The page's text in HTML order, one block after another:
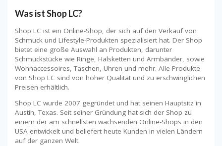
Was ist Shop LC?
Shop LC ist ein Online-Shop, der sich auf den Verkauf von
Schmuck und Lifestyle-Produkten spezialisiert hat. Der Shop
bietet eine große Auswahl an Produkten, darunter
Schmuckstücke wie Ringe, Halsketten und Armbänder, sowie
Wohnaccessoires, Taschen, Uhren und mehr. Alle Produkte
von Shop LC sind von hoher Qualität und zu erschwinglichen
Preisen erhältlich.
Shop LC wurde 2007 gegründet und hat seinen Hauptsitz in
Austin, Texas. Seit seiner Gründung hat sich der Shop zu
einem der am schnellsten wachsenden Online-Shops in den
USA entwickelt und beliefert heute Kunden in vielen Ländern
auf der ganzen Welt.